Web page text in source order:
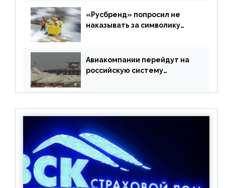
«Русбренд» попросил не
наказывать за символику
Авиакомпании перейдут на
российскую систему